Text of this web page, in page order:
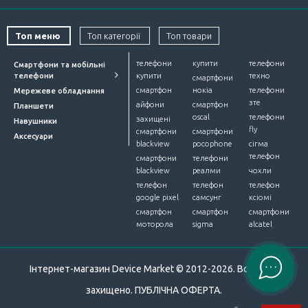
підключенням не лише для домашніх умов, а й для
туристичних походів, відпустки на морі чи відпочинку
біля басейну. Керування — механічне (кнопки на
корпусі) або з під’єднанного по блютуз пристрою.
Розміщення девайсу може бути як на горизонтальній
поверхні, так і через кріплення на підвісних
конструкціях. Для цього на корпусі, в залежності від
Топ меню Топ категорії Топ товари
Смартфони та мобільні
телефони
Мережеве обладнання
Планшети
Навушники
Аксесуари
телефони
купити
смартфон
айфони
захищені
смартфони
blackview
смартфони
blackview
телефон
google pixel
смартфон
моторола
купити
смартфони
нокіа
смартфон
oscal
смартфони
pocophone
телефони
реалми
телефон
самсунг
смартфон
sigma
телефони
техно
телефони
зте
телефони
fly
сігма
телефон
чохли
телефон
ксіомі
смартфони
alcatel
Інтернет-магазин Device Market © 2012-2026. Всі права
захищено. ПУБЛІЧНА ОФЕРТА.